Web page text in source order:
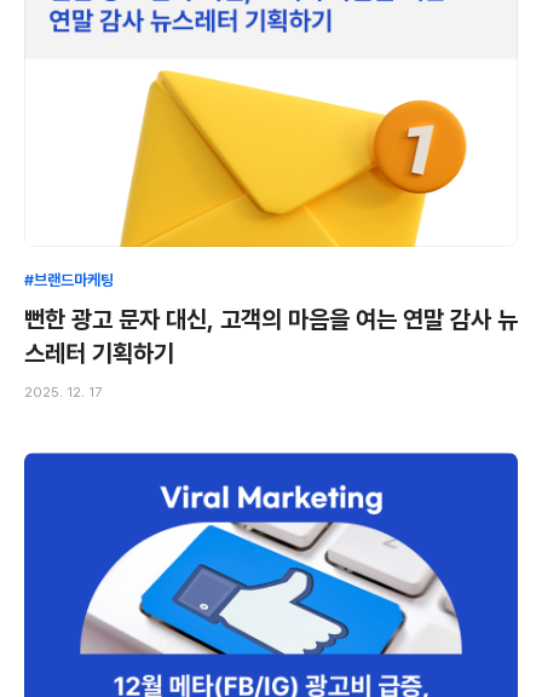
#브랜드마케팅
뻔한 광고 문자 대신, 고객의 마음을 여는 연말 감사 뉴
스레터 기획하기
2025. 12. 17